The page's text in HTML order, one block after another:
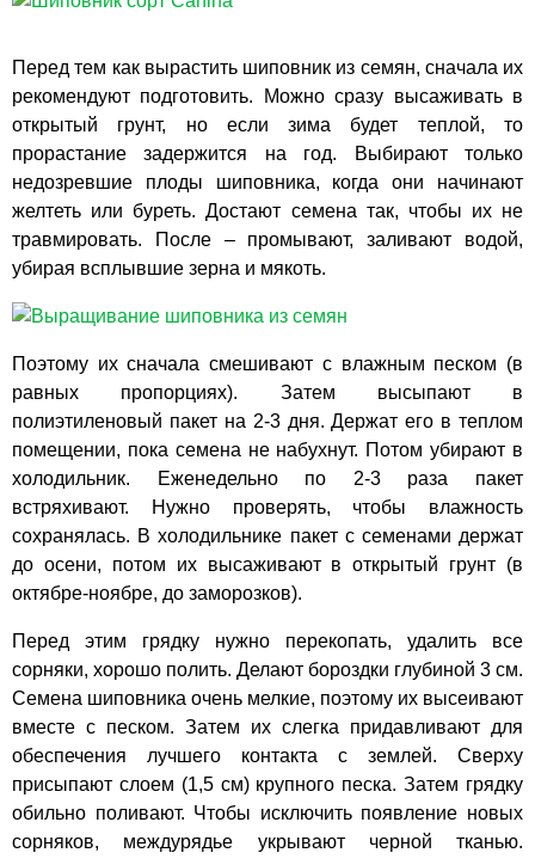
Перед тем как вырастить шиповник из семян, сначала их
рекомендуют подготовить. Можно сразу высаживать в
открытый грунт, но если зима будет теплой, то
прорастание задержится на год. Выбирают только
недозревшие плоды шиповника, когда они начинают
желтеть или буреть. Достают семена так, чтобы их не
травмировать. После – промывают, заливают водой,
убирая всплывшие зерна и мякоть.
Поэтому их сначала смешивают с влажным песком (в
равных пропорциях). Затем высыпают в
полиэтиленовый пакет на 2-3 дня. Держат его в теплом
помещении, пока семена не набухнут. Потом убирают в
холодильник. Еженедельно по 2-3 раза пакет
встряхивают. Нужно проверять, чтобы влажность
сохранялась. В холодильнике пакет с семенами держат
до осени, потом их высаживают в открытый грунт (в
октябре-ноябре, до заморозков).
Перед этим грядку нужно перекопать, удалить все
сорняки, хорошо полить. Делают бороздки глубиной 3 см.
Семена шиповника очень мелкие, поэтому их высеивают
вместе с песком. Затем их слегка придавливают для
обеспечения лучшего контакта с землей. Сверху
присыпают слоем (1,5 см) крупного песка. Затем грядку
обильно поливают. Чтобы исключить появление новых
сорняков, междурядье укрывают черной тканью.